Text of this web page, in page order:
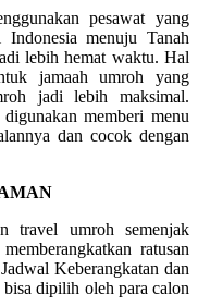
pesawat yang
menuju Tanah
lebih hemat waktu. Hal
jamaah umroh yang
jadi lebih maksimal.
memberi menu
dan cocok dengan
travel umroh semenjak
ratusan
Keberangkatan dan
dipilih oleh para calon